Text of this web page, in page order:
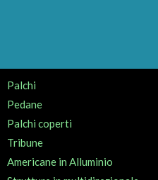
Palchi
Pedane
Palchi coperti
Tribune
Americane in Alluminio